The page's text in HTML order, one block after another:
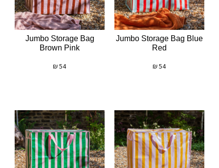
Jumbo Storage Bag Blue
Red
54
₪
Jumbo Storage Bag
Brown Pink
54
₪